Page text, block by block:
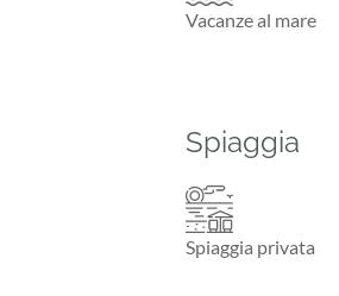
Vacanze al mare
Spiaggia
Spiaggia privata